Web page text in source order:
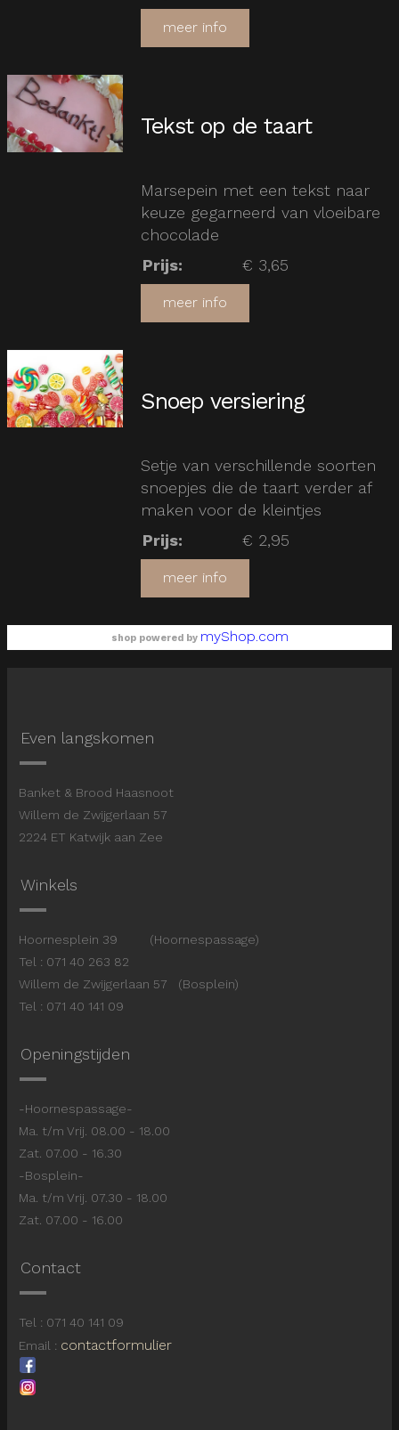
meer info
Tekst op de taart
Marsepein met een tekst naar
keuze gegarneerd van vloeibare
chocolade
Prijs: € 3,65
meer info
Snoep versiering
Setje van verschillende soorten
snoepjes die de taart verder af
maken voor de kleintjes
Prijs: € 2,95
meer info
shop powered by myShop.com
Even langskomen
Banket & Brood Haasnoot
Willem de Zwijgerlaan 57
2224 ET Katwijk aan Zee
Winkels
Hoornesplein 39 (Hoornespassage)
Tel : 071 40 263 82
Willem de Zwijgerlaan 57 (Bosplein)
Tel : 071 40 141 09
Openingstijden
-Hoornespassage-
Ma. t/m Vrij. 08.00 - 18.00
Zat. 07.00 - 16.30
-Bosplein-
Ma. t/m Vrij. 07.30 - 18.00
Zat. 07.00 - 16.00
Contact
Tel : 071 40 141 09
Email : contactformulier